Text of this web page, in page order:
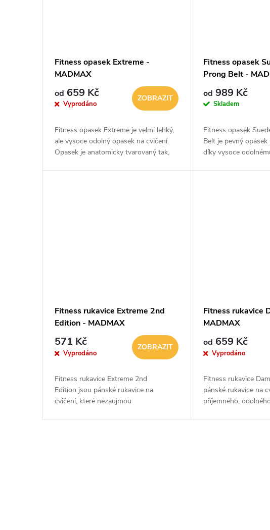
Fitness opasek Extreme -
MADMAX
od 659 Kč
Vyprodáno
ZOBRAZIT
Fitness opasek Extreme je velmi lehký,
ale vysoce odolný opasek na cvičení.
Opasek je anatomicky tvarovaný tak,
Fitness opasek
Prong Belt -
od 989 Kč
Skladem
Fitness opasek
Belt je pevný
díky vysoce
Fitness rukavice Extreme 2nd
Edition - MADMAX
571 Kč
Vyprodáno
ZOBRAZIT
Fitness rukavice Extreme 2nd
Edition jsou pánské rukavice na
cvičení, které nezaujmou
Fitness rukavice
MADMAX
od 659 Kč
Vyprodáno
Fitness rukavice
pánské rukavice na
příjemného,